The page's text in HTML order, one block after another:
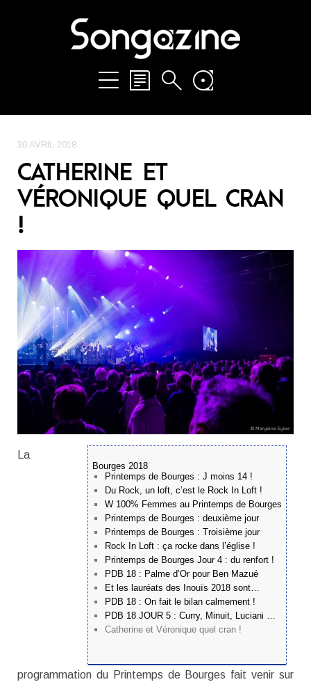
30 AVRIL 2018
CATHERINE ET
VÉRONIQUE QUEL CRAN
!
Bourges 2018
Printemps de Bourges : J moins 14 !
Du Rock, un loft, c’est le Rock In Loft !
W 100% Femmes au Printemps de Bourges
Printemps de Bourges : deuxième jour
Printemps de Bourges : Troisième jour
Rock In Loft : ça rocke dans l’église !
Printemps de Bourges Jour 4 : du renfort !
PDB 18 : Palme d’Or pour Ben Mazué
Et les lauréats des Inouïs 2018 sont…
PDB 18 : On fait le bilan calmement !
PDB 18 JOUR 5 : Curry, Minuit, Luciani …
Catherine et Véronique quel cran !
La
programmation du Printemps de Bourges fait venir sur